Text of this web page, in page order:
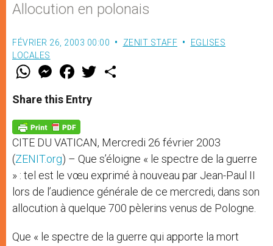
Allocution en polonais
FÉVRIER 26, 2003 00:00 ZENIT STAFF
EGLISES
LOCALES
W
t
s
p
p
M
e
s
e
g
e
r
F
a
e
b
o
k
w
Share this Entry
CITE DU VATICAN, Mercredi 26 février 2003
(ZENIT.org) – Que s’éloigne « le spectre de la guerre
» : tel est le vœu exprimé à nouveau par Jean-Paul II
lors de l’audience générale de ce mercredi, dans son
allocution à quelque 700 pèlerins venus de Pologne.
Que « le spectre de la guerre qui apporte la mort